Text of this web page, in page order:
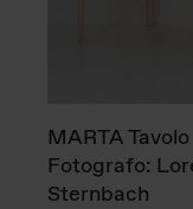
MARTA Tavolo
Fotografo:
Sternbach